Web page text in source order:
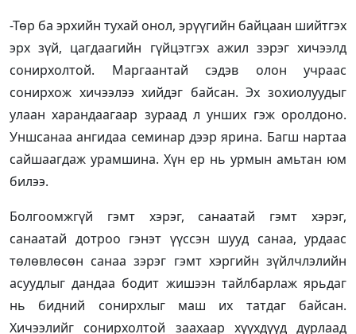
-Төр ба эрхийн тухай онол, эрүүгийн байцаан шийтгэх
эрх зүй, цагдаагийн гүйцэтгэх ажил зэрэг хичээлд
сонирхолтой. Маргаантай сэдэв олон учраас
сонирхож хичээлээ хийдэг байсан. Эх зохиолуудыг
улаан харандаагаар зураад л унших гэж оролдоно.
Уншсанаа ангидаа семинар дээр ярина. Багш нартаа
сайшаагдаж урамшина. Хүн ер нь урмын амьтан юм
билээ.
Болгоомжгүй гэмт хэрэг, санаатай гэмт хэрэг,
санаатай дотроо гэнэт үүссэн шууд санаа, урдаас
төлөвлөсөн санаа зэрэг гэмт хэргийн зүйлчлэлийн
асуудлыг дандаа бодит жишээн тайлбарлаж ярьдаг
нь бидний сонирхлыг маш их татдаг байсан.
Хичээлийг сонирхолтой заахаар хүүхдүүд дурлаад